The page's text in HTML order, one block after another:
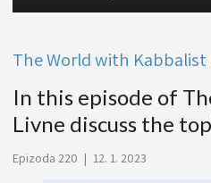
The World with Kabbalist
In this episode of
Livne discuss the
Epizoda 220 | 12. 1. 2023